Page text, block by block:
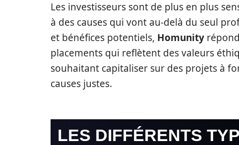
Les investisseurs sont de plus en plus
à des causes qui vont au-delà du seul
et bénéfices potentiels, Homunity
placements qui reflètent des valeurs
souhaitant capitaliser sur des projets à
causes justes.
LES DIFFÉRENTS